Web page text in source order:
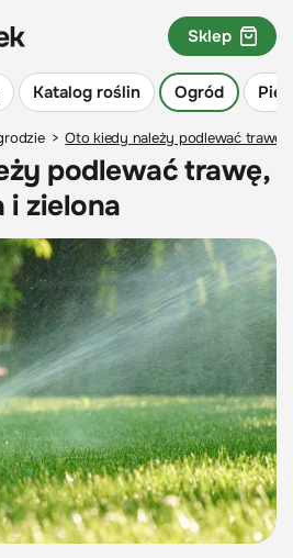
Katalog roślin Ogród
Sklep
> Oto kiedy należy podlewać trawę,
podlewać trawę,
i zielona